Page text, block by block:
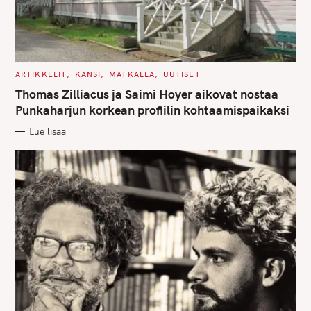
C
T
E
G
O
I
S
ARTIKKELIT KANSI MATKALLA UUTISET
Thomas Zilliacus ja Saimi Hoyer aikovat nostaa
Punkaharjun korkean profiilin kohtaamispaikaksi
Lue lisää